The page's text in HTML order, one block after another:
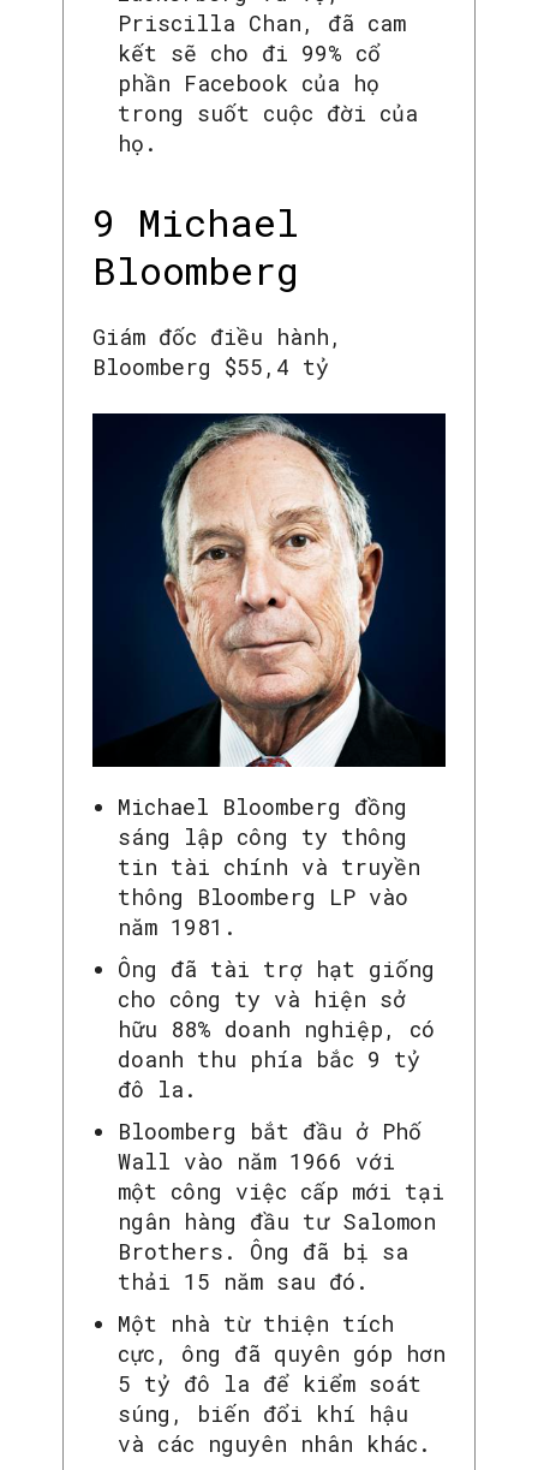
Priscilla Chan, đã cam
kết sẽ cho đi 99% cổ
phần Facebook của họ
trong suốt cuộc đời của
họ.
9 Michael
Bloomberg
Giám đốc điều hành,
Bloomberg $55,4 tỷ
Michael Bloomberg đồng
sáng lập công ty thông
tin tài chính và truyền
thông Bloomberg LP vào
năm 1981.
Ông đã tài trợ hạt giống
cho công ty và hiện sở
hữu 88% doanh nghiệp, có
doanh thu phía bắc 9 tỷ
đô la.
Bloomberg bắt đầu ở Phố
Wall vào năm 1966 với
một công việc cấp mới tại
ngân hàng đầu tư Salomon
Brothers. Ông đã bị sa
thải 15 năm sau đó.
Một nhà từ thiện tích
cực, ông đã quyên góp hơn
5 tỷ đô la để kiểm soát
súng, biến đổi khí hậu
và các nguyên nhân khác.